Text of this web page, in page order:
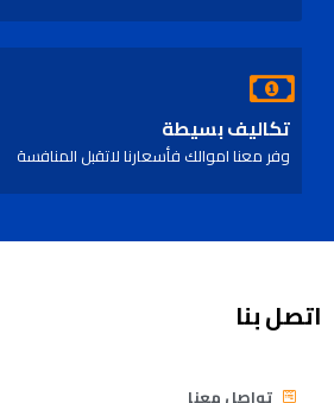
تكاليف بسيطة
وفر معنا اموالك فأسعارنا لاتقبل المنافسة
اتصل بنا
تواصل معنا